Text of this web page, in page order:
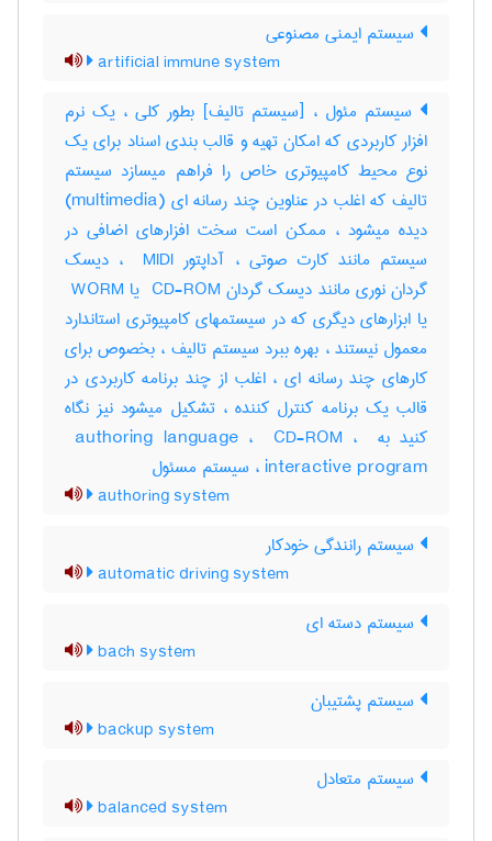
سیستم ایمنی مصنوعی
artificial immune system
سیستم مئول ، [سیستم تالیف] بطور کلی ، یک نرم
افزار کاربردی که امکان تهیه و قالب بندی اسناد برای یک
نوع محیط کامپیوتری خاص را فراهم میسازد سیستم
تالیف که اغلب در عناوین چند رسانه ای (‎multimedia)
دیده میشود ، ممکن است سخت افزارهای اضافی در
سیستم مانند کارت صوتی ، آداپتور ‎ MIDI ، دیسک
گردان نوری مانند دیسک گردان ‎ CD-ROM یا ‎ WORM
یا ابزارهای دیگری که در سیستمهای کامپیوتری استاندارد
معمول نیستند ، بهره ببرد سیستم تالیف ، بخصوص برای
کارهای چند رسانه ای ، اغلب از چند برنامه کاربردی در
قالب یک برنامه کنترل کننده ، تشکیل میشود نیز نگاه
کنید به ‎ authoring language ، ‎ CD-ROM ، ‎
interactive program ، سیستم مسئول
authoring system
سیستم رانندگی خودکار
automatic driving system
سیستم دسته ای
bach system
سیستم پشتیبان
backup system
سیستم متعادل
balanced system